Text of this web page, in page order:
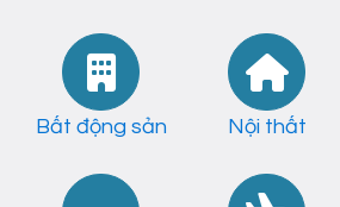
Bất động sản Nội thất